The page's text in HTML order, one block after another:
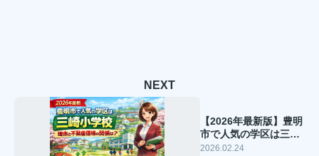
NEXT
【2026年最新版】豊明
市で人気の学区は三崎
小学校？理由と不動産
2026.02.24